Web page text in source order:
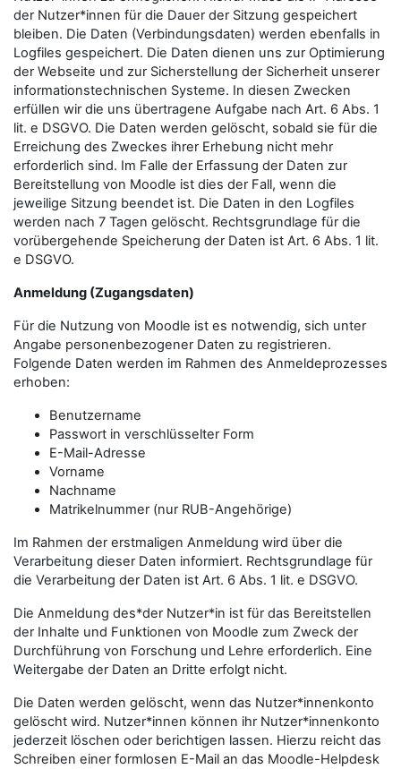
der Nutzer*innen für die Dauer der Sitzung gespeichert
bleiben. Die Daten (Verbindungsdaten) werden ebenfalls in
Logfiles gespeichert. Die Daten dienen uns zur Optimierung
der Webseite und zur Sicherstellung der Sicherheit unserer
informationstechnischen Systeme. In diesen Zwecken
erfüllen wir die uns übertragene Aufgabe nach Art. 6 Abs. 1
lit. e DSGVO. Die Daten werden gelöscht, sobald sie für die
Erreichung des Zweckes ihrer Erhebung nicht mehr
erforderlich sind. Im Falle der Erfassung der Daten zur
Bereitstellung von Moodle ist dies der Fall, wenn die
jeweilige Sitzung beendet ist. Die Daten in den Logfiles
werden nach 7 Tagen gelöscht. Rechtsgrundlage für die
vorübergehende Speicherung der Daten ist Art. 6 Abs. 1 lit.
e DSGVO.
Anmeldung (Zugangsdaten)
Für die Nutzung von Moodle ist es notwendig, sich unter
Angabe personenbezogener Daten zu registrieren.
Folgende Daten werden im Rahmen des Anmeldeprozesses
erhoben:
Benutzername
Passwort in verschlüsselter Form
E-Mail-Adresse
Vorname
Nachname
Matrikelnummer (nur RUB-Angehörige)
Im Rahmen der erstmaligen Anmeldung wird über die
Verarbeitung dieser Daten informiert. Rechtsgrundlage für
die Verarbeitung der Daten ist Art. 6 Abs. 1 lit. e DSGVO.
Die Anmeldung des*der Nutzer*in ist für das Bereitstellen
der Inhalte und Funktionen von Moodle zum Zweck der
Durchführung von Forschung und Lehre erforderlich. Eine
Weitergabe der Daten an Dritte erfolgt nicht.
Die Daten werden gelöscht, wenn das Nutzer*innenkonto
gelöscht wird. Nutzer*innen können ihr Nutzer*innenkonto
jederzeit löschen oder berichtigen lassen. Hierzu reicht das
Schreiben einer formlosen E-Mail an das Moodle-Helpdesk